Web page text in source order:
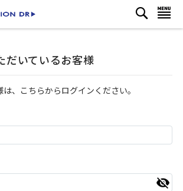
検
索
だいているお客様
、こちらからログインください。